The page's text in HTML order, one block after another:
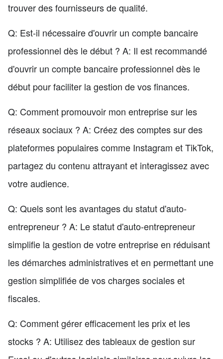
trouver des fournisseurs de qualité.
Q: Est-il nécessaire d'ouvrir un compte bancaire
professionnel dès le début ? A: Il est recommandé
d'ouvrir un compte bancaire professionnel dès le
début pour faciliter la gestion de vos finances.
Q: Comment promouvoir mon entreprise sur les
réseaux sociaux ? A: Créez des comptes sur des
plateformes populaires comme Instagram et TikTok,
partagez du contenu attrayant et interagissez avec
votre audience.
Q: Quels sont les avantages du statut d'auto-
entrepreneur ? A: Le statut d'auto-entrepreneur
simplifie la gestion de votre entreprise en réduisant
les démarches administratives et en permettant une
gestion simplifiée de vos charges sociales et
fiscales.
Q: Comment gérer efficacement les prix et les
stocks ? A: Utilisez des tableaux de gestion sur